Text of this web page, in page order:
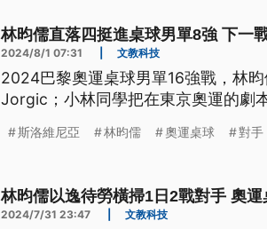
林昀儒直落四挺進桌球男單8強 下一
2024/8/1 07:31 文教科技
2024巴黎奧運桌球男單16強戰，林
Jorgic；小林同學把在東京奧運的劇
斯洛維尼亞 林昀儒 奧運桌球 對手
林昀儒以逸待勞橫掃1日2戰對手 奧
2024/7/31 23:47 文教科技